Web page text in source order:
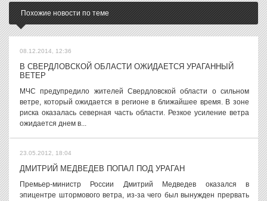
Похожие новости по теме
08.12.2014, 12:36
В СВЕРДЛОВСКОЙ ОБЛАСТИ ОЖИДАЕТСЯ УРАГАННЫЙ
ВЕТЕР
МЧС предупредило жителей Свердловской области о сильном
ветре, который ожидается в регионе в ближайшее время. В зоне
риска оказалась северная часть области. Резкое усиление ветра
ожидается днем в...
23.05.2012, 18:04
ДМИТРИЙ МЕДВЕДЕВ ПОПАЛ ПОД УРАГАН
Премьер-министр России Дмитрий Медведев оказался в
эпицентре штормового ветра, из-за чего был вынужден прервать